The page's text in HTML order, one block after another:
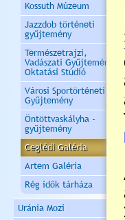
Kossuth Múzeum
Jazzdob történeti
gyűjtemény
Természetrajzi,
Vadászati Gyűjtemény és
Oktatási Stúdió
Városi Sportörténeti
Gyűjtemény
Öntöttvaskályha -
gyűjtemény
Ceglédi Galéria
Artem Galéria
Rég idők tárháza
Uránia Mozi